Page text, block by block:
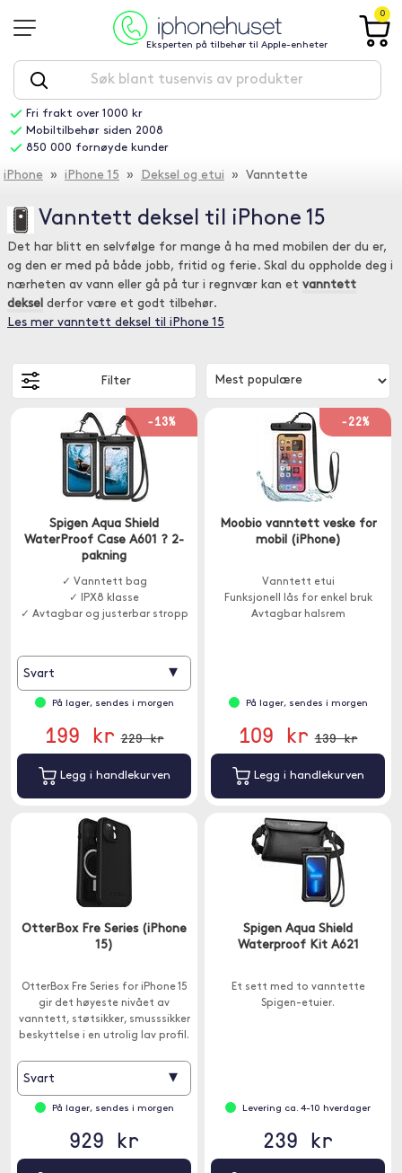
Eksperten på tilbehør til Apple-enheter
0
Fri frakt over 1000 kr
Mobiltilbehør siden 2008
850 000 fornøyde kunder
iPhone » iPhone 15 » Deksel og etui » Vanntette
Vanntett deksel til iPhone 15
Det har blitt en selvfølge for mange å ha med mobilen der du er,
og den er med på både jobb, fritid og ferie. Skal du oppholde deg i
nærheten av vann eller gå på tur i regnvær kan et vanntett
deksel derfor være et godt tilbehør.
Les mer vanntett deksel til iPhone 15
Filter
-13%
Spigen Aqua Shield
WaterProof Case A601 ? 2-
pakning
✓ Vanntett bag
✓ IPX8 klasse
✓ Avtagbar og justerbar stropp
Svart ▾
På lager, sendes i morgen
199 kr 229 kr
Legg i handlekurven
-22%
Moobio vanntett veske for
mobil (iPhone)
Vanntett etui
Funksjonell lås for enkel bruk
Avtagbar halsrem
På lager, sendes i morgen
109 kr 139 kr
Legg i handlekurven
OtterBox Fre Series (iPhone
15)
OtterBox Fre Series for iPhone 15
gir det høyeste nivået av
vanntett, støtsikker, smusssikker
beskyttelse i en utrolig lav profil.
Svart ▾
På lager, sendes i morgen
929 kr
Spigen Aqua Shield
Waterproof Kit A621
Et sett med to vanntette
Spigen-etuier.
Levering ca. 4-10 hverdager
239 kr